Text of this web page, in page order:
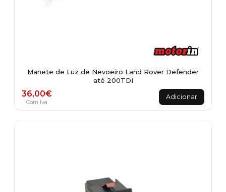
Manete de Luz de Nevoeiro Land Rover Defender
até 200TDI
36,00€
Com Iva
Adicionar